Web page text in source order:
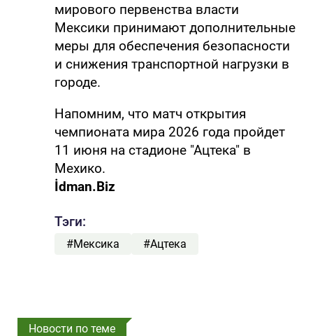
мирового первенства власти
Мексики принимают дополнительные
меры для обеспечения безопасности
и снижения транспортной нагрузки в
городе.
Напомним, что матч открытия
чемпионата мира 2026 года пройдет
11 июня на стадионе "Ацтека" в
Мехико.
İdman.Biz
Тэги:
#Мексика #Ацтека
Новости по теме